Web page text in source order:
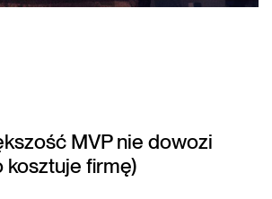
MVP nie dowozi
kosztuje firmę)